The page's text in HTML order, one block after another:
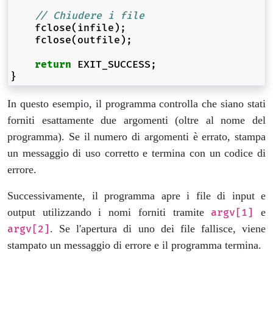
// Chiudere i file
fclose( infile );
fclose( outfile );
return EXIT_SUCCESS ;
}
In questo esempio, il programma controlla che siano stati
forniti esattamente due argomenti (oltre al nome del
programma). Se il numero di argomenti è errato, stampa
un messaggio di uso corretto e termina con un codice di
errore.
Successivamente, il programma apre i file di input e
output utilizzando i nomi forniti tramite argv[1]
e
argv[2] . Se l'apertura di uno dei file fallisce, viene
stampato un messaggio di errore e il programma termina.